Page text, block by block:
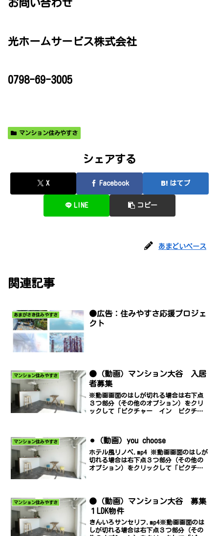
お問い合わせ
光ホームサービス株式会社
0798-69-3005
マンション住みやすさ
シェアする
X Facebook はてブ
LINE コピー
あまどいベース
関連記事
あまがさき住みやすさ
●広告：住みやすさ応援プロジェ
クト
マンション住みやすさ
●（動画）マンション大谷 入居
者募集
※動画画面のはしが切れる場合は右下点
３つ部分（その他のオプション）をクリ
ックして「ピクチャー イン ピクチャ
は光ホー...
マンション住みやすさ ⚫︎（動画）you choose
ホテル風リノベ.mp4 ※動画画面のはしが
切れる場合は右下点３つ部分（その他の
オプション）をクリックして「ピクチャ
マンション住みやすさ
●（動画）マンション大谷 募集
１LDK物件
きんいろサンセリフ.mp4※動画画面のは
しが切れる場合は右下点３つ部分（その